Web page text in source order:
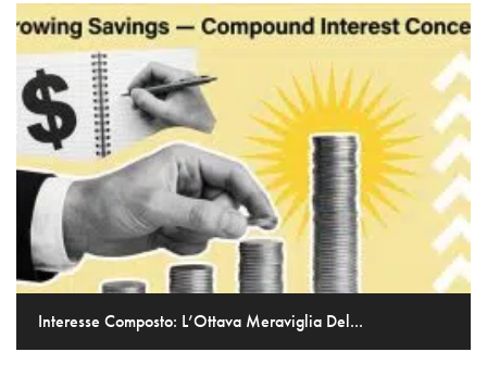
Interesse Composto: L’Ottava Meraviglia Del...